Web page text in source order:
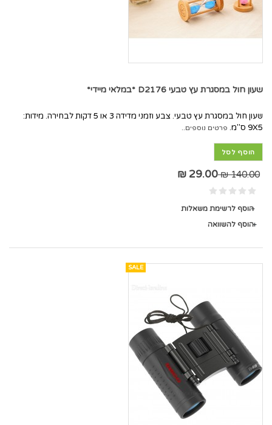
שעון חול במסגרת עץ טבעי D2176 *במלאי מיידי*
שעון חול במסגרת עץ טבעי. צבע וזמני מדידה 3 או 5 דקות לבחירה. מידות:
9X5 ס"מ.
פרטים נוספים..
הוסף לסל
140.00 ₪
29.00 ₪
הוסף לרשימת משאלות
הוסף להשוואה
SALE